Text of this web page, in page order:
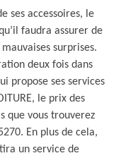
ses accessoires, le
faudra assurer de
surprises.
deux fois dans
propose ses services
le prix des
que vous trouverez
En plus de cela,
un service de